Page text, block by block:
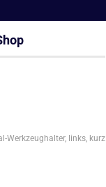
Werkzeughalter, links, kurz